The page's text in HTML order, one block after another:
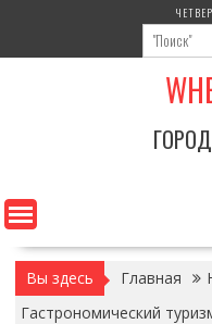
содержимому
Вы здесь Главная
Гастрономический